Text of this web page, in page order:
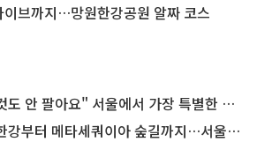
이브까지…망원한강공원 알짜 코스
팔아요" 서울에서 가장 특별한 편의점의 정체
터 메타세쿼이아 숲길까지…서울둘레길 15코스